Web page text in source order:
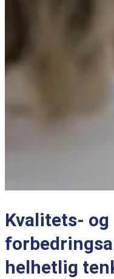
Kvalitets- og
helhetlig